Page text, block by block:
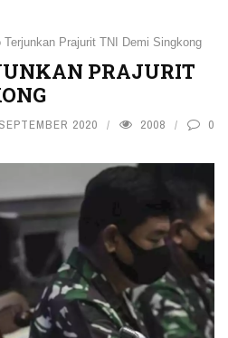
Terjunkan Prajurit TNI Demi Singkong
PRAJURIT
2020 2008 0